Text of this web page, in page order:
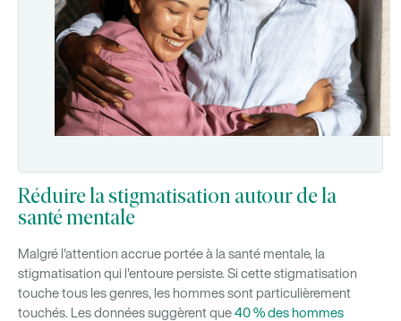
Réduire la stigmatisation autour de la
santé mentale
Malgré l'attention accrue portée à la santé mentale, la
stigmatisation qui l'entoure persiste. Si cette stigmatisation
touche tous les genres, les hommes sont particulièrement
touchés. Les données suggèrent que40 % des hommes